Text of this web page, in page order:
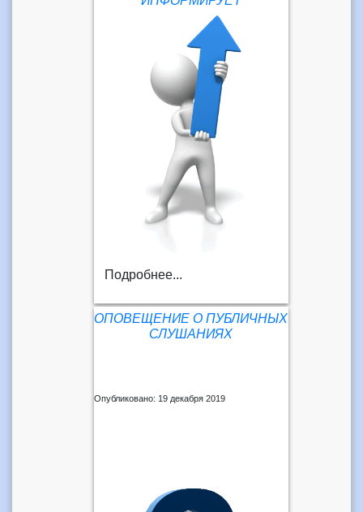
Подробнее...
ОПОВЕЩЕНИЕ О ПУБЛИЧНЫХ
СЛУШАНИЯХ
Опубликовано: 19 декабря 2019